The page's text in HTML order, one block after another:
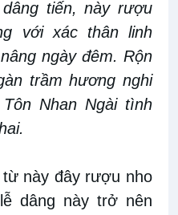
tiến, này rượu
với xác thân linh
ngày đêm. Rộn
trầm hương nghi
Nhan Ngài tình
này đây rượu nho
dâng này trở nên